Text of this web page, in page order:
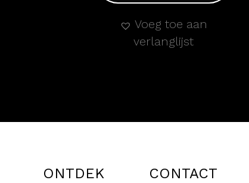
Voeg toe aan
verlanglijst
ONTDEK CONTACT